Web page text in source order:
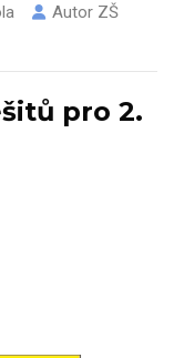
Autor ZŠ
pro 2.